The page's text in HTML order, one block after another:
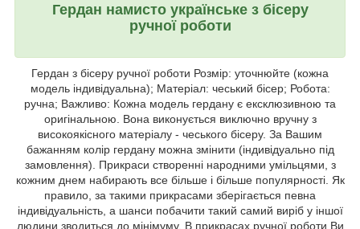
Гердан намисто українське з бісеру
ручної роботи
Гердан з бісеру ручної роботи Розмір: уточнюйте (кожна
модель індивідуальна); Матеріал: чеський бісер; Робота:
ручна; Важливо: Кожна модель гердану є ексклюзивною та
оригінальною. Вона виконується виключно вручну з
високоякісного матеріалу - чеського бісеру. За Вашим
бажанням колір гердану можна змінити (індивідуально під
замовлення). Прикраси створенні народними умільцями, з
кожним днем набирають все більше і більше популярності. Як
правило, за такими прикрасами зберігається певна
індивідуальність, а шанси побачити такий самий виріб у іншої
людини зводиться до мінімуму. В прикрасах ручної роботи Ви